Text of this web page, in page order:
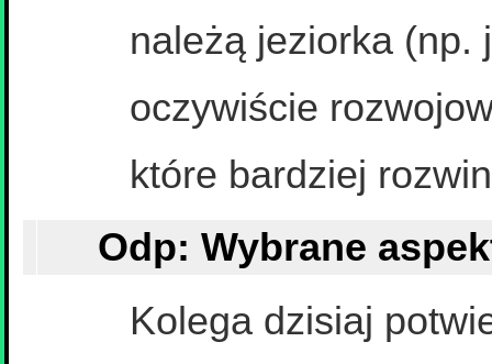
należą jeziorka (np.
oczywiście
które bardziej
Kolega dzisiaj